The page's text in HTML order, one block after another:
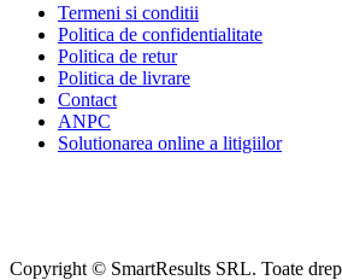
Termeni si conditii
Politica de confidentialitate
Politica de retur
Politica de livrare
Contact
ANPC
Solutionarea online a litigiilor
Copyright © SmartResults SRL. Toate